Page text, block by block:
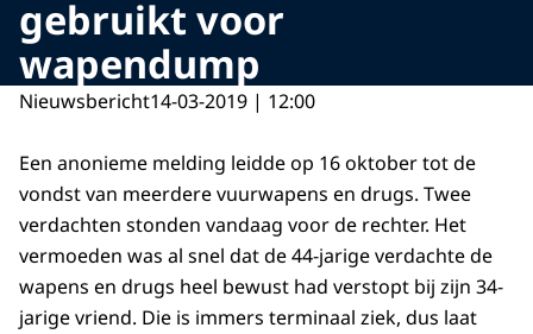
gebruikt voor
wapendump
Nieuwsbericht14-03-2019 | 12:00
Een anonieme melding leidde op 16 oktober tot de
vondst van meerdere vuurwapens en drugs. Twee
verdachten stonden vandaag voor de rechter. Het
vermoeden was al snel dat de 44-jarige verdachte de
wapens en drugs heel bewust had verstopt bij zijn 34-
jarige vriend. Die is immers terminaal ziek, dus laat